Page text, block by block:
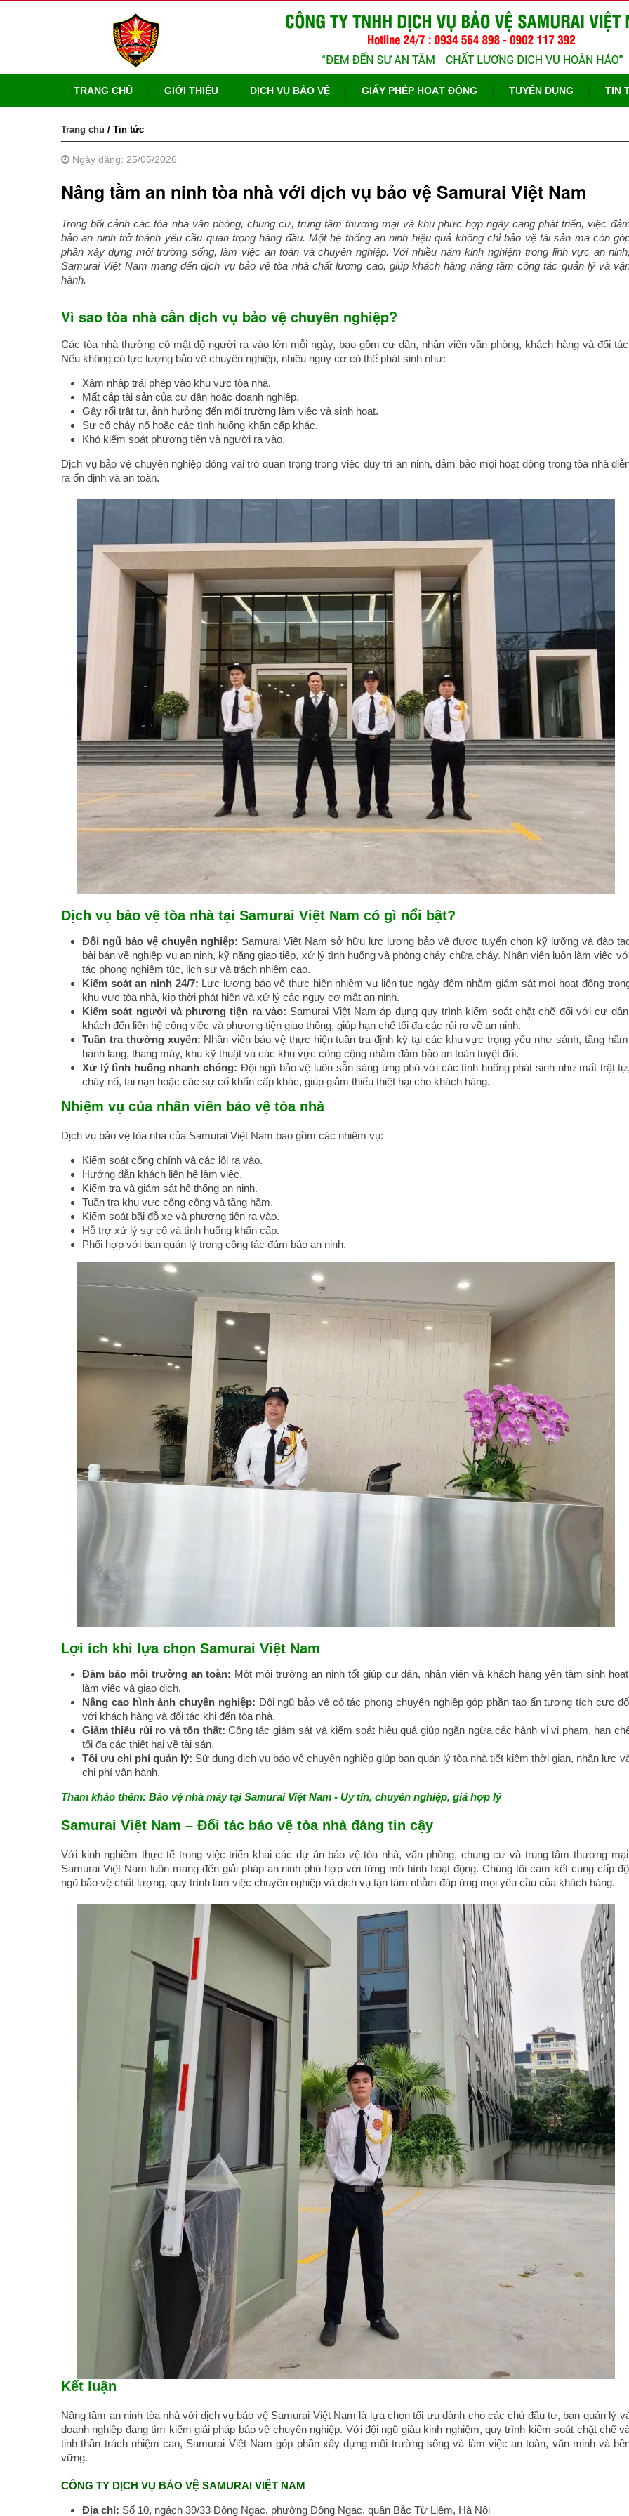
TRANG CHỦ GIỚI THIỆU DỊCH VỤ BẢO VỆ GIẤY PHÉP HOẠT ĐỘNG TUYỂN DỤNG TIN
Trang chủ / Tin tức
Ngày đăng: 25/05/2026
Nâng tầm an ninh tòa nhà với dịch vụ bảo vệ Samurai Việt Nam
Trong bối cảnh các tòa nhà văn phòng, chung cư, trung tâm thương mại và khu phức hợp ngày càng phát triển, việc
bảo an ninh trở thành yêu cầu quan trọng hàng đầu. Một hệ thống an ninh hiệu quả không chỉ bảo vệ tài sản mà còn
phần xây dựng môi trường sống, làm việc an toàn và chuyên nghiệp. Với nhiều năm kinh nghiệm trong lĩnh vực an ninh,
Samurai Việt Nam mang đến dịch vụ bảo vệ tòa nhà chất lượng cao, giúp khách hàng nâng tầm công tác quản lý và
hành.
Vì sao tòa nhà cần dịch vụ bảo vệ chuyên nghiệp?
Các tòa nhà thường có mật độ người ra vào lớn mỗi ngày, bao gồm cư dân, nhân viên văn phòng, khách hàng và đối
Nếu không có lực lượng bảo vệ chuyên nghiệp, nhiều nguy cơ có thể phát sinh như:
Xâm nhập trái phép vào khu vực tòa nhà.
Mất cắp tài sản của cư dân hoặc doanh nghiệp.
Gây rối trật tự, ảnh hưởng đến môi trường làm việc và sinh hoạt.
Sự cố cháy nổ hoặc các tình huống khẩn cấp khác.
Khó kiểm soát phương tiện và người ra vào.
Dịch vụ bảo vệ chuyên nghiệp đóng vai trò quan trọng trong việc duy trì an ninh, đảm bảo mọi hoạt động trong tòa nhà
ra ổn định và an toàn.
Dịch vụ bảo vệ tòa nhà tại Samurai Việt Nam có gì nổi bật?
Đội ngũ bảo vệ chuyên nghiệp: Samurai Việt Nam sở hữu lực lượng bảo vệ được tuyển chọn kỹ lưỡng và đào
bài bản về nghiệp vụ an ninh, kỹ năng giao tiếp, xử lý tình huống và phòng cháy chữa cháy. Nhân viên luôn làm việc
tác phong nghiêm túc, lịch sự và trách nhiệm cao.
Kiểm soát an ninh 24/7: Lực lượng bảo vệ thực hiện nhiệm vụ liên tục ngày đêm nhằm giám sát mọi hoạt động
khu vực tòa nhà, kịp thời phát hiện và xử lý các nguy cơ mất an ninh.
Kiểm soát người và phương tiện ra vào: Samurai Việt Nam áp dụng quy trình kiểm soát chặt chẽ đối với cư
khách đến liên hệ công việc và phương tiện giao thông, giúp hạn chế tối đa các rủi ro về an ninh.
Tuần tra thường xuyên: Nhân viên bảo vệ thực hiện tuần tra định kỳ tại các khu vực trọng yếu như sảnh, tầng
hành lang, thang máy, khu kỹ thuật và các khu vực công cộng nhằm đảm bảo an toàn tuyệt đối.
Xử lý tình huống nhanh chóng: Đội ngũ bảo vệ luôn sẵn sàng ứng phó với các tình huống phát sinh như mất trật tự,
cháy nổ, tai nạn hoặc các sự cố khẩn cấp khác, giúp giảm thiểu thiệt hại cho khách hàng.
Nhiệm vụ của nhân viên bảo vệ tòa nhà
Dịch vụ bảo vệ tòa nhà của Samurai Việt Nam bao gồm các nhiệm vụ:
Kiểm soát cổng chính và các lối ra vào.
Hướng dẫn khách liên hệ làm việc.
Kiểm tra và giám sát hệ thống an ninh.
Tuần tra khu vực công cộng và tầng hầm.
Kiểm soát bãi đỗ xe và phương tiện ra vào.
Hỗ trợ xử lý sự cố và tình huống khẩn cấp.
Phối hợp với ban quản lý trong công tác đảm bảo an ninh.
Lợi ích khi lựa chọn Samurai Việt Nam
Đảm bảo môi trường an toàn: Một môi trường an ninh tốt giúp cư dân, nhân viên và khách hàng yên tâm sinh
làm việc và giao dịch.
Nâng cao hình ảnh chuyên nghiệp: Đội ngũ bảo vệ có tác phong chuyên nghiệp góp phần tạo ấn tượng tích cực
với khách hàng và đối tác khi đến tòa nhà.
Giảm thiểu rủi ro và tổn thất: Công tác giám sát và kiểm soát hiệu quả giúp ngăn ngừa các hành vi vi phạm, hạn
tối đa các thiệt hại về tài sản.
Tối ưu chi phí quản lý: Sử dụng dịch vụ bảo vệ chuyên nghiệp giúp ban quản lý tòa nhà tiết kiệm thời gian, nhân lực
chi phí vận hành.
Tham khảo thêm: Bảo vệ nhà máy tại Samurai Việt Nam - Uy tín, chuyên nghiệp, giá hợp lý
Samurai Việt Nam – Đối tác bảo vệ tòa nhà đáng tin cậy
Với kinh nghiệm thực tế trong việc triển khai các dự án bảo vệ tòa nhà, văn phòng, chung cư và trung tâm thương
Samurai Việt Nam luôn mang đến giải pháp an ninh phù hợp với từng mô hình hoạt động. Chúng tôi cam kết cung cấp
ngũ bảo vệ chất lượng, quy trình làm việc chuyên nghiệp và dịch vụ tận tâm nhằm đáp ứng mọi yêu cầu của khách hàng.
Kết luận
Nâng tầm an ninh tòa nhà với dịch vụ bảo vệ Samurai Việt Nam là lựa chọn tối ưu dành cho các chủ đầu tư, ban quản lý
doanh nghiệp đang tìm kiếm giải pháp bảo vệ chuyên nghiệp. Với đội ngũ giàu kinh nghiệm, quy trình kiểm soát chặt chẽ
tinh thần trách nhiệm cao, Samurai Việt Nam góp phần xây dựng môi trường sống và làm việc an toàn, văn minh và
vững.
CÔNG TY DỊCH VỤ BẢO VỆ SAMURAI VIỆT NAM
Địa chỉ: Số 10, ngách 39/33 Đông Ngạc, phường Đông Ngạc, quận Bắc Từ Liêm, Hà Nội